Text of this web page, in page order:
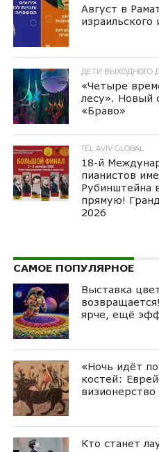
Август в
израильского
ДЕТИ ВЫХОДНОГО
«Четыре
лесу». Новый
«Браво»
TEL AVIV GLOBAL
18-й
пианистов
Рубинштейна
прямую!
2026
САМОЕ ПОПУЛЯРНОЕ
Выставка
ярче, ещё
«Ночь идёт
костей:
визионерство
Кто станет